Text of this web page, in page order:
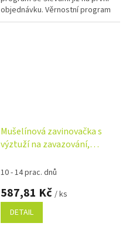
objednávku. Věrnostní program
Mušelínová zavinovačka s
výztuží na zavazování,
10 - 14 prac. dnů
587,81 Kč / ks
DETAIL